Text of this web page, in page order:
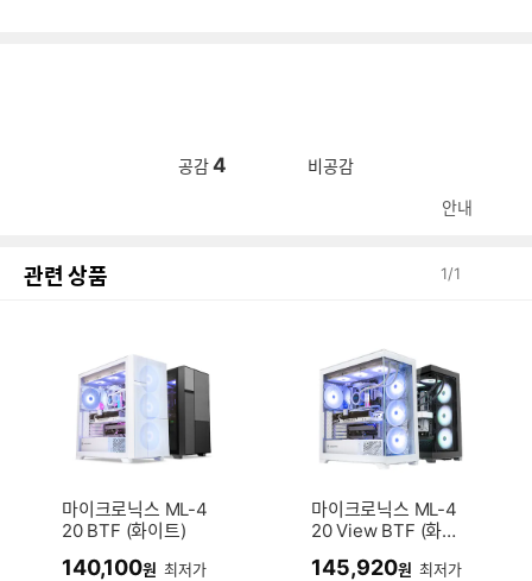
공감 4 비공감
안내
관련 상품 1/1
마이크로닉스 ML-4
20 BTF (화이트)
140,100원 최저가
마이크로닉스 ML-4
20 View BTF (화이
145,920원 최저가